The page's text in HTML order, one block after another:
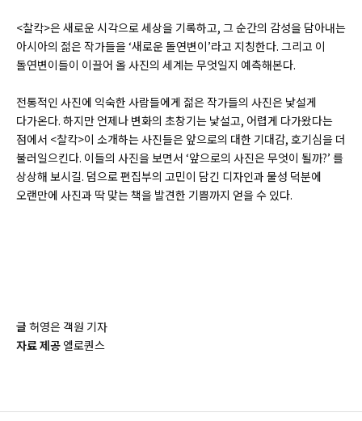
<찰칵>은 새로운 시각으로 세상을 기록하고, 그 순간의 감성을 담아내는
아시아의 젊은 작가들을 ‘새로운 돌연변이’라고 지칭한다. 그리고 이
돌연변이들이 이끌어 올 사진의 세계는 무엇일지 예측해본다.
전통적인 사진에 익숙한 사람들에게 젊은 작가들의 사진은 낯설게
다가온다. 하지만 언제나 변화의 초창기는 낯설고, 어렵게 다가왔다는
점에서 <찰칵>이 소개하는 사진들은 앞으로의 대한 기대감, 호기심을 더
불러일으킨다. 이들의 사진을 보면서 ‘앞으로의 사진은 무엇이 될까?’ 를
상상해 보시길. 덤으로 편집부의 고민이 담긴 디자인과 물성 덕분에
오랜만에 사진과 딱 맞는 책을 발견한 기쁨까지 얻을 수 있다.
글 허영은 객원 기자
자료 제공 엘로퀀스